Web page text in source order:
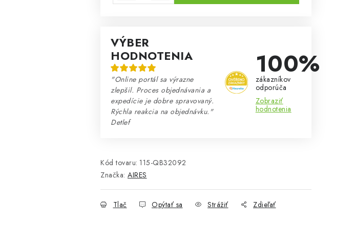
VÝBER
HODNOTENIA
"Online portál sa výrazne
zlepšil. Proces objednávania a
expedície je dobre spravovaný.
Rýchla reakcia na objednávku."
Detlef
100%
zákazníkov
odporúča
Zobraziť
hodnotenia
Kód tovaru: 115-QB32092
Značka: AIRES
Tlač Opýtať sa Strážiť Zdieľať